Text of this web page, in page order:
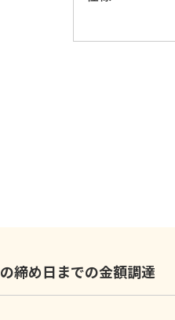
締め日までの金額調達